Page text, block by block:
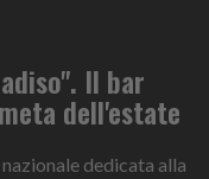
Il bar
dell'estate
dedicata alla